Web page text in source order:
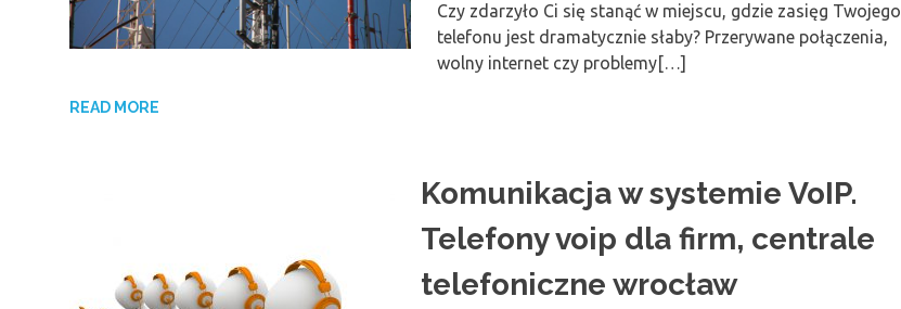
Czy zdarzyło Ci się stanąć w miejscu, gdzie zasięg Twojego
telefonu jest dramatycznie słaby? Przerywane połączenia,
wolny internet czy problemy[…]
READ MORE
Komunikacja w systemie VoIP.
Telefony voip dla firm, centrale
telefoniczne wrocław